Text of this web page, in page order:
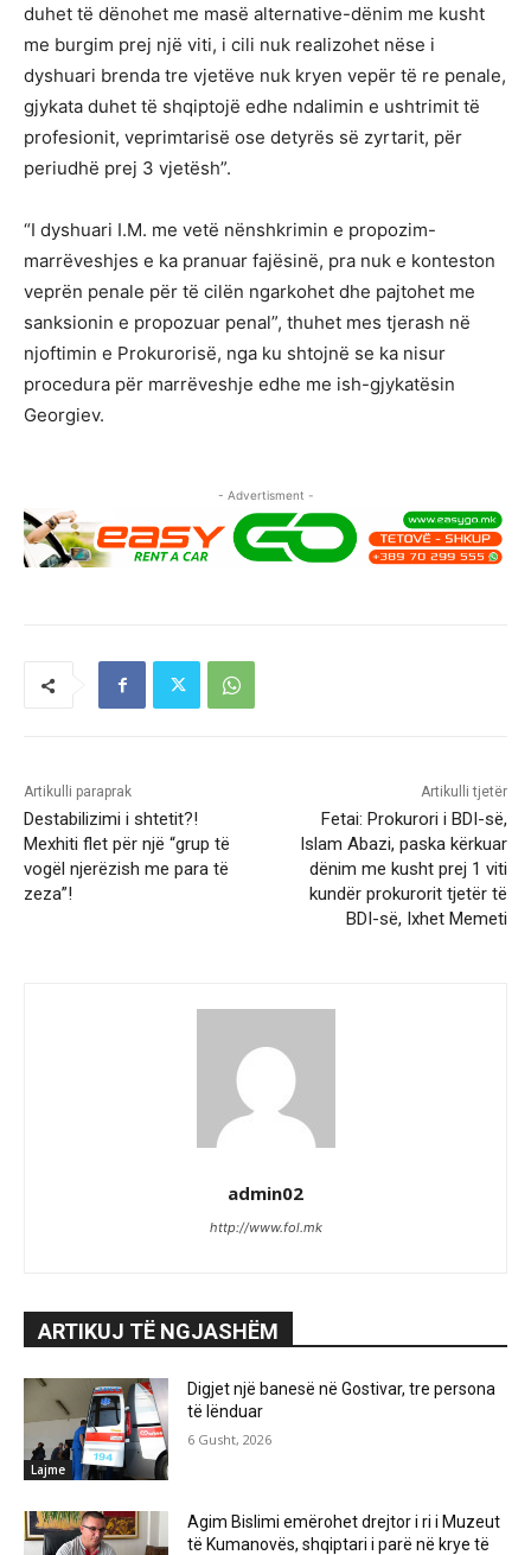
duhet të dënohet me masë alternative-dënim me kusht
me burgim prej një viti, i cili nuk realizohet nëse i
dyshuari brenda tre vjetëve nuk kryen vepër të re penale,
gjykata duhet të shqiptojë edhe ndalimin e ushtrimit të
profesionit, veprimtarisë ose detyrës së zyrtarit, për
periudhë prej 3 vjetësh”.
“I dyshuari I.M. me vetë nënshkrimin e propozim-
marrëveshjes e ka pranuar fajësinë, pra nuk e konteston
veprën penale për të cilën ngarkohet dhe pajtohet me
sanksionin e propozuar penal”, thuhet mes tjerash në
njoftimin e Prokurorisë, nga ku shtojnë se ka nisur
procedura për marrëveshje edhe me ish-gjykatësin
Georgiev.
- Advertisment -
Artikulli paraprak
Destabilizimi i shtetit?!
Mexhiti flet për një “grup të
vogël njerëzish me para të
zeza”!
Artikulli tjetër
Fetai: Prokurori i BDI-së,
Islam Abazi, paska kërkuar
dënim me kusht prej 1 viti
kundër prokurorit tjetër të
BDI-së, Ixhet Memeti
admin02
http://www.fol.mk
ARTIKUJ TË NGJASHËM
Lajme
Digjet një banesë në Gostivar, tre persona
të lënduar
6 Gusht, 2026
Agim Bislimi emërohet drejtor i ri i Muzeut
të Kumanovës, shqiptari i parë në krye të